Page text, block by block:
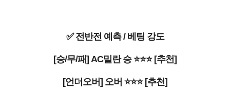
✅ 전반전 예측 / 베팅 강도
[승/무/패] AC밀란 승 ⭐⭐⭐ [추천]
[언더오버] 오버 ⭐⭐⭐ [추천]